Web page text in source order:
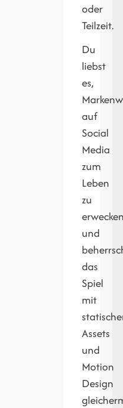
oder
Teilzeit.
Du
liebst
es,
auf
Social
Media
zum
Leben
zu
und
das
Spiel
mit
Assets
und
Motion
Design